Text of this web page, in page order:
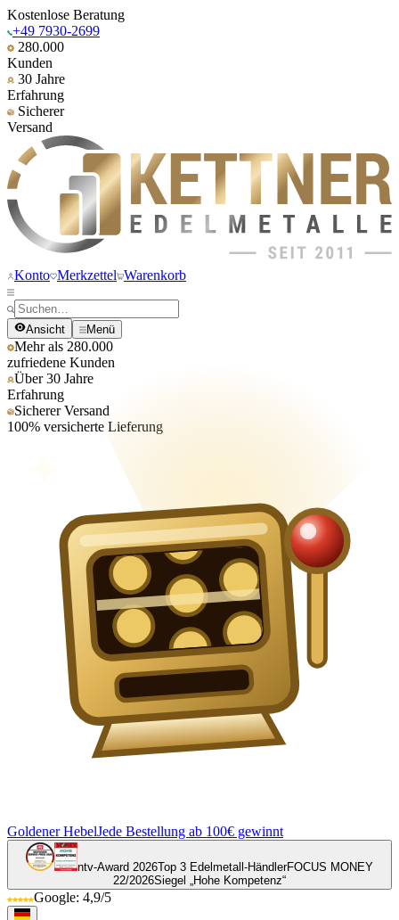
Kostenlose Beratung
+49 7930-2699
280.000
Kunden
30 Jahre
Erfahrung
Sicherer
Versand
Konto Merkzettel Warenkorb
Ansicht Menü
Mehr als 280.000
zufriedene Kunden
Über 30 Jahre
Erfahrung
Sicherer Versand
100% versicherte Lieferung
Goldener HebelJede Bestellung ab 100€ gewinnt
ntv-Award 2026Top 3 Edelmetall-HändlerFOCUS MONEY
22/2026Siegel „Hohe Kompetenz“
Google: 4,9/5